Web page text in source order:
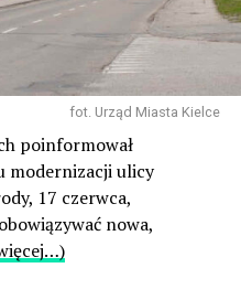
fot. Urząd Miasta Kielce
poinformował
modernizacji ulicy
17 czerwca,
nowa,